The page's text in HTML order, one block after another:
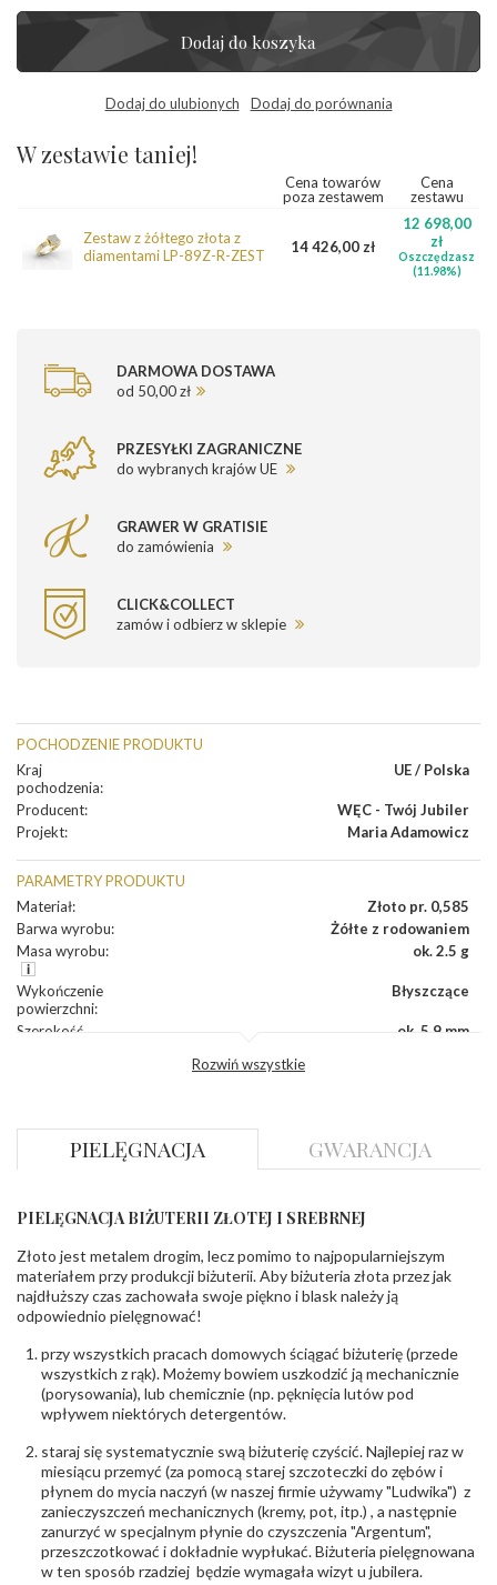
Dodaj do koszyka
Dodaj do ulubionych Dodaj do porównania
W zestawie taniej!
Cena towarów
poza zestawem
Cena
zestawu
Zestaw z żółtego złota z
diamentami LP-89Z-R-ZEST
14 426,00 zł
12 698,00
zł
Oszczędzasz
(11.98%)
DARMOWA DOSTAWA
od 50,00 zł
PRZESYŁKI ZAGRANICZNE
do wybranych krajów UE
GRAWER W GRATISIE
do zamówienia
CLICK&COLLECT
zamów i odbierz w sklepie
POCHODZENIE PRODUKTU
Kraj
pochodzenia:
UE / Polska
Producent:
WĘC - Twój Jubiler
Projekt: Maria Adamowicz
PARAMETRY PRODUKTU
Materiał:
Złoto pr. 0,585
Barwa wyrobu:
Żółte z rodowaniem
Masa wyrobu: ok. 2.5 g
Wykończenie
powierzchni:
Błyszczące
Szerokość
ok. 5,9 mm
dół:
Szerokość szyny
bok
ok. 3,7 mm
DIAMENTY
Szlif:
Brylantowy okrągły
Liczba
diamentów
0.015 ct - 6 szt., 0.010 ct - 16 szt.
Liczba
diamentów
(łącznie)
Masa
diamentów
(łącznie):
0.25 ct
Barwa
Czystość:
INNE PARAMETRY
Producent
odpowiedzialny:
WĘC-Twój Jubiler S.C. Artur Węc, Małgorzata
Suchan, ul. Kurczaba 3, 30-868 Kraków; NIP:
679-25-92-107; sklep@wec.com.pl
Rozwiń wszystkie
PIELĘGNACJA GWARANCJA
PIELĘGNACJA BIŻUTERII ZŁOTEJ I SREBRNEJ
Złoto jest metalem drogim, lecz pomimo to najpopularniejszym
materiałem przy produkcji biżuterii. Aby biżuteria złota przez jak
najdłuższy czas zachowała swoje piękno i blask należy ją
odpowiednio pielęgnować!
przy wszystkich pracach domowych ściągać biżuterię (przede
wszystkich z rąk). Możemy bowiem uszkodzić ją mechanicznie
(porysowania), lub chemicznie (np. pęknięcia lutów pod
wpływem niektórych detergentów.
staraj się systematycznie swą biżuterię czyścić. Najlepiej raz w
miesiącu przemyć (za pomocą starej szczoteczki do zębów i
płynem do mycia naczyń (w naszej firmie używamy "Ludwika") z
zanieczyszczeń mechanicznych (kremy, pot, itp.) , a następnie
zanurzyć w specjalnym płynie do czyszczenia "Argentum",
przeszczotkować i dokładnie wypłukać. Biżuteria pielęgnowana
w ten sposób rzadziej będzie wymagała wizyt u jubilera.